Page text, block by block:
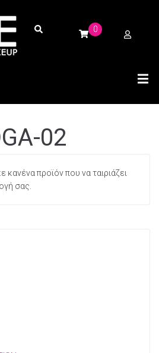
0
02
κανένα προϊόν που να ταιριάζει
σας.